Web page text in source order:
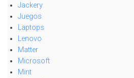
Jackery
Juegos
Laptops
Lenovo
Matter
Microsoft
Mint